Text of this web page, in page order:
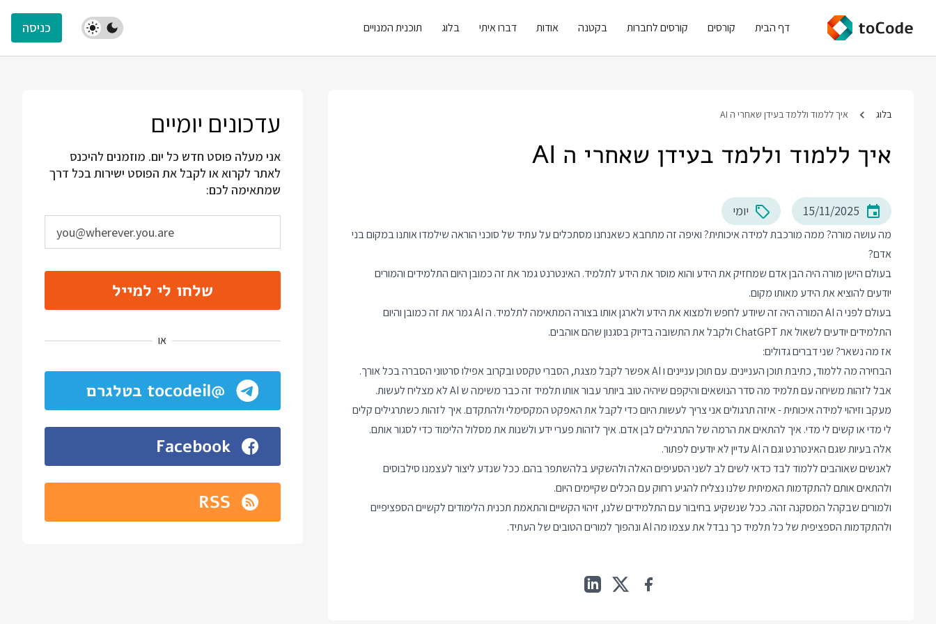
דף הבית קורסים קורסים לחברות בקטנה אודות דברו איתי בלוג תוכנית המנויים כניסה
בלוג איך ללמוד וללמד בעידן שאחרי ה AI
איך ללמוד וללמד בעידן שאחרי ה AI
15/11/2025 יומי
מה עושה מורה? ממה מורכבת למידה איכותית? ואיפה זה מתחבא כשאנחנו מסתכלים על עתיד של סוכני הוראה שילמדו אותנו במקום בני
אדם?
בעולם הישן מורה היה הבן אדם שמחזיק את הידע והוא מוסר את הידע לתלמיד. האינטרנט גמר את זה כמובן היום התלמידים והמורים
יודעים להוציא את הידע מאותו מקום.
בעולם לפני ה AI המורה היה זה שיודע לחפש ולמצוא את הידע ולארגן אותו בצורה המתאימה לתלמיד. ה AI גמר את זה כמובן והיום
התלמידים יודעים לשאול את ChatGPT ולקבל את התשובה בדיוק בסגנון שהם אוהבים.
אז מה נשאר? שני דברים גדולים:
הבחירה מה ללמוד, כתיבת תוכן העניינים. עם תוכן עניינים ו AI אפשר לקבל מצגת, הסברי טקסט ובקרוב אפילו סרטוני הסברה בכל אורך.
אבל לזהות משיחה עם תלמיד מה סדר הנושאים והיקפם שיהיה טוב ביותר עבור אותו תלמיד זה כבר משימה ש AI לא מצליח לעשות.
מעקב וזיהוי למידה איכותית - איזה תרגולים אני צריך לעשות היום כדי לקבל את האפקט המקסימלי ולהתקדם. איך לזהות כשתרגילים קלים
לי מדי או קשים לי מדי. איך להתאים את הרמה של התרגילים לבן אדם. איך לזהות פערי ידע ולשנות את מסלול הלימוד כדי לסגור אותם.
אלה בעיות שגם האינטרנט וגם ה AI עדיין לא יודעים לפתור.
לאנשים שאוהבים ללמוד לבד כדאי לשים לב לשני הסעיפים האלה ולהשקיע בלהשתפר בהם. ככל שנדע ליצור לעצמנו סילבוסים
ולהתאים אותם להתקדמות האמיתית שלנו נצליח להגיע רחוק עם הכלים שקיימים היום.
ולמורים שבקהל המסקנה זהה. ככל שנשקיע בחיבור עם התלמידים שלנו, זיהוי הקשיים והתאמת תכנית הלימודים לקשיים הספציפיים
ולהתקדמות הספציפית של כל תלמיד כך נבדל את עצמו מה AI ונהפוך למורים הטובים של העתיד.
עדכונים יומיים
אני מעלה פוסט חדש כל יום. מוזמנים להיכנס
לאתר לקרוא או לקבל את הפוסט ישירות בכל דרך
שמתאימה לכם:
שלחו לי למייל
או
@tocodeil בטלגרם
Facebook
RSS